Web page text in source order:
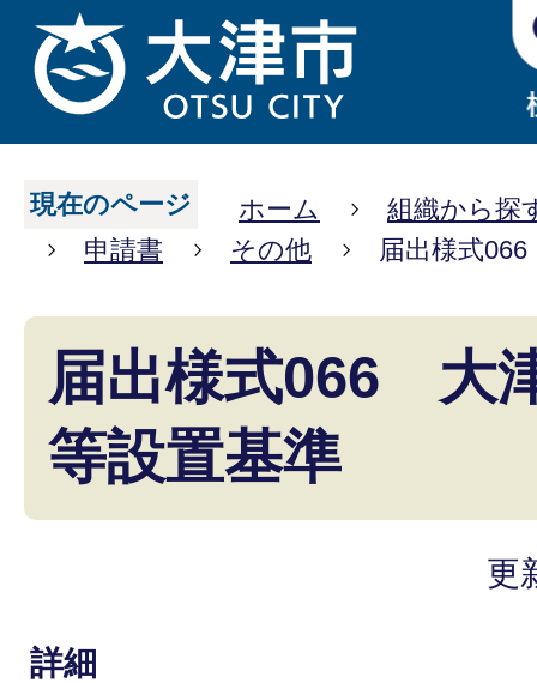
現在のページ ホーム
組織から探
申請書
その他 届出様式
届出様式066 大
等設置基準
更
詳細